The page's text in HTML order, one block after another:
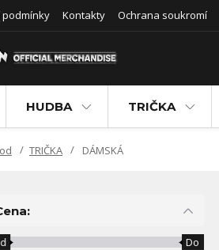
Kontakty Ochrana soukromí
HUDBA TRIČKA
TRIČKA DÁMSKÁ
Do